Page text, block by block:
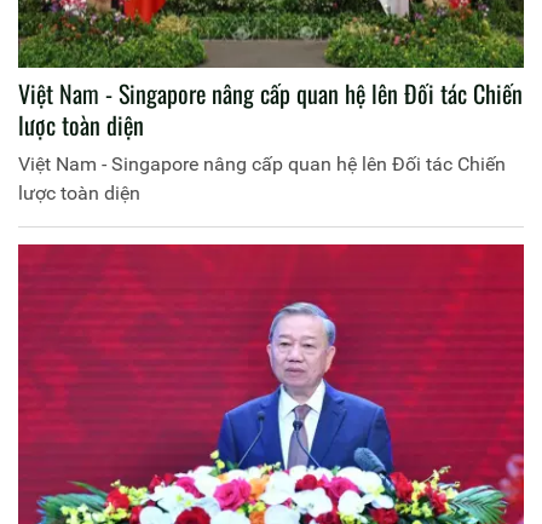
Việt Nam - Singapore nâng cấp quan hệ lên Đối tác Chiến
lược toàn diện
Việt Nam - Singapore nâng cấp quan hệ lên Đối tác Chiến
lược toàn diện